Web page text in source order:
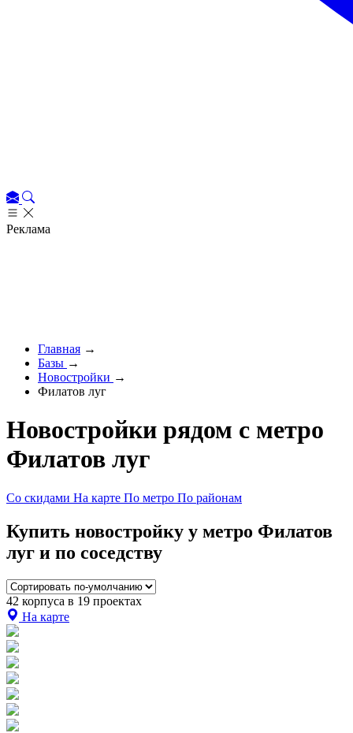
Реклама
Главная →
Базы →
Новостройки →
Филатов луг
Новостройки рядом с метро
Филатов луг
Со скидами На карте По метро По районам
Купить новостройку у метро Филатов
луг и по соседству
42 корпуса в 19 проектах
На карте